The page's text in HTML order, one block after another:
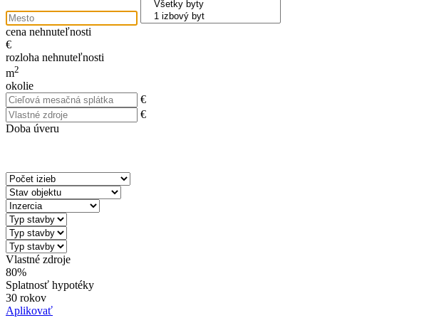
cena nehnuteľnosti
€
rozloha nehnuteľnosti
m2
okolie
€
€
Doba úveru
Vlastné zdroje
80%
Splatnosť hypotéky
30 rokov
Aplikovať